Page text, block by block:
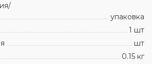
упаковка
1 шт
шт
0.15 кг